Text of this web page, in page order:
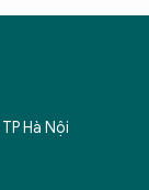
Hà Nội